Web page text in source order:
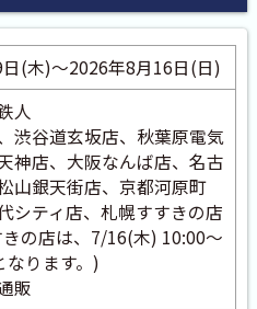
(木)～2026年8月16日(日)
人
渋谷道玄坂店、秋葉原電気
神店、大阪なんば店、名古
山銀天街店、京都河原町
シティ店、札幌すすきの店
の店は、7/16(木) 10:00～
なります。)
販